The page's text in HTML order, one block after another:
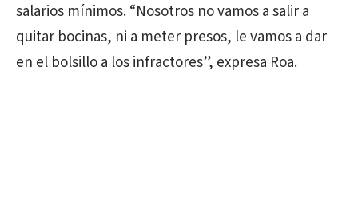
salarios mínimos. “Nosotros no vamos a salir a
quitar bocinas, ni a meter presos, le vamos a dar
en el bolsillo a los infractores”, expresa Roa.